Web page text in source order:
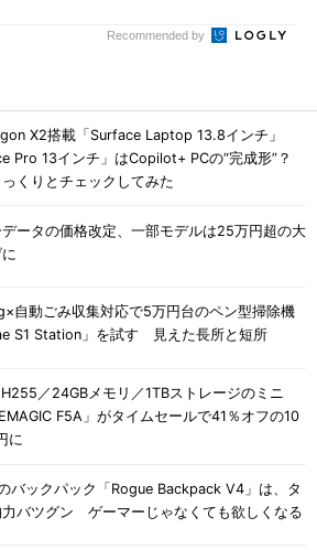
Recommended by
X2搭載「Surface Laptop 13.8インチ」
Pro 13インチ」はCopilot+ PCの“完成形”？
くりとチェックしてみた
ータの価格改定、一部モデルは25万円超の大
自動ごみ収集対応で5万円台のペン型掃除機
S1 Station」を試す 見えた長所と短所
／24GBメモリ／1TBストレージのミニ
F5A」がタイムセールで41％オフの10
に
バックパック「Rogue Backpack V4」は、タ
力バツグン ゲーマーじゃなくても欲しくなる